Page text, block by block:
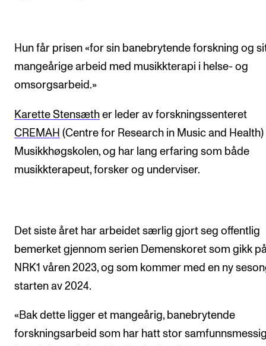
For ph.d.-programmet i kunstnerisk utviklingsarbeid
For ph.d.-programmet i musikkforskning
Forskningsetikk
KONSERTER OG ARRANGEMENTER
Arrangementer for ansatte
Gjennomføre konserter og arrangementer
ORGANISASJON
Organisering av NMH
Hun får prisen «for sin banebrytende forskning og
mangeårige arbeid med musikkterapi i helse- og
omsorgsarbeid.»
Karette Stensæth er leder av forskningssenteret
CREMAH (Centre for Research in Music and Health)
Musikkhøgskolen, og har lang erfaring som både
musikkterapeut, forsker og underviser.
Det siste året har arbeidet særlig gjort seg offentlig
bemerket gjennom serien Demenskoret som gikk
NRK1 våren 2023, og som kommer med en ny
starten av 2024.
«Bak dette ligger et mangeårig, banebrytende
forskningsarbeid som har hatt stor